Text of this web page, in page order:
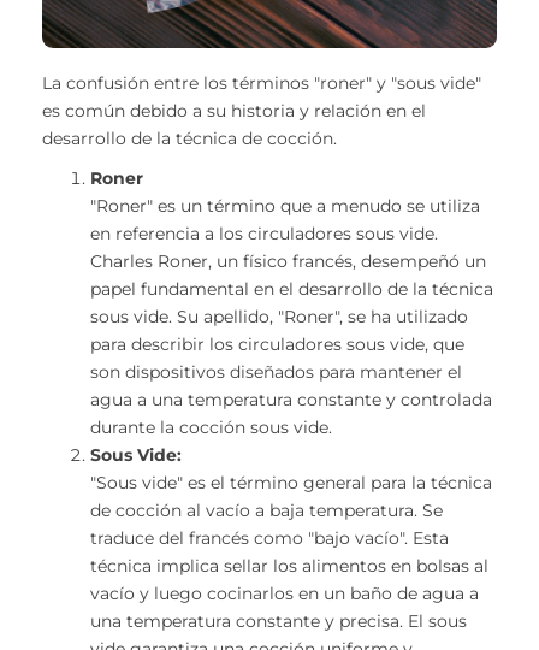
La confusión entre los términos "roner" y "sous vide"
es común debido a su historia y relación en el
desarrollo de la técnica de cocción.
Roner
"Roner" es un término que a menudo se utiliza
en referencia a los circuladores sous vide.
Charles Roner, un físico francés, desempeñó un
papel fundamental en el desarrollo de la técnica
sous vide. Su apellido, "Roner", se ha utilizado
para describir los circuladores sous vide, que
son dispositivos diseñados para mantener el
agua a una temperatura constante y controlada
durante la cocción sous vide.
Sous Vide:
"Sous vide" es el término general para la técnica
de cocción al vacío a baja temperatura. Se
traduce del francés como "bajo vacío". Esta
técnica implica sellar los alimentos en bolsas al
vacío y luego cocinarlos en un baño de agua a
una temperatura constante y precisa. El sous